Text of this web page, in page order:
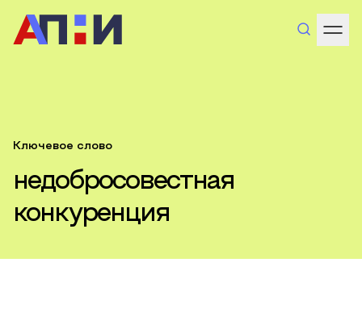
Ключевое слово
недобросовестная
конкуренция